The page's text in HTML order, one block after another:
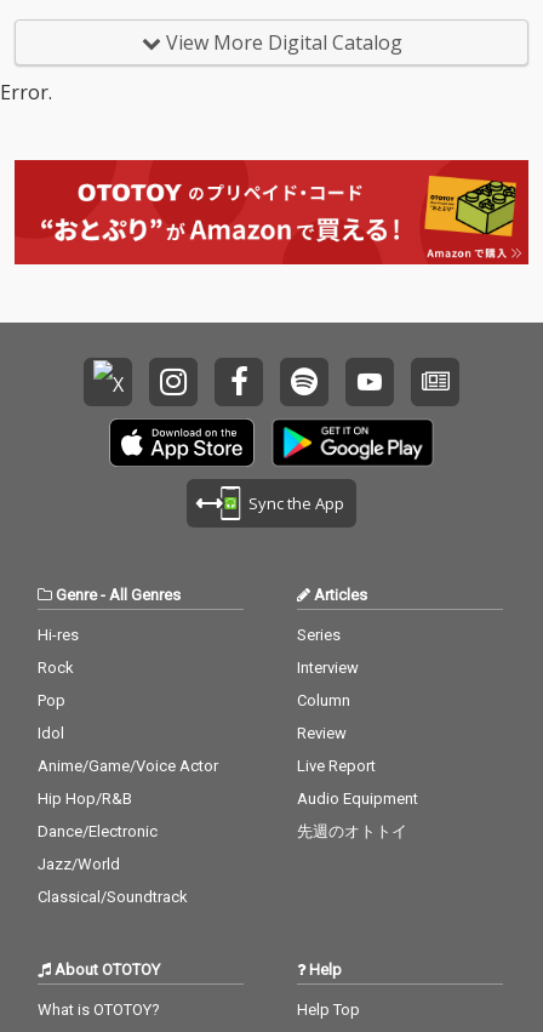
や「モザイクロール (R
eloaded)」など、今の
ンセム」がついに解
禁！
View More Digital Catalog
Error.
Sync the App
Genre-All Genres
Hi-res
Rock
Pop
Idol
Anime/Game/Voice Actor
Hip Hop/R&B
Dance/Electronic
Jazz/World
Classical/Soundtrack
Articles
Series
Interview
Column
Review
Live Report
Audio Equipment
先週のオトトイ
About OTOTOY
What is OTOTOY?
Help
Help Top